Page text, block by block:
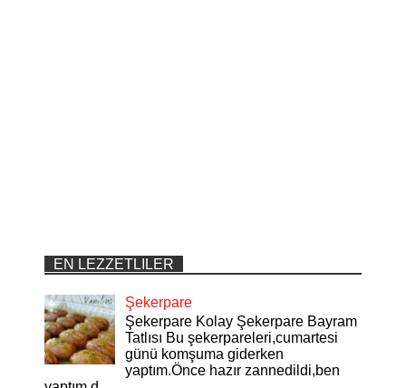
EN LEZZETLILER
Şekerpare
Şekerpare Kolay Şekerpare Bayram
Tatlısı Bu şekerpareleri,cumartesi
günü komşuma giderken
yaptım.Önce hazır zannedildi,ben